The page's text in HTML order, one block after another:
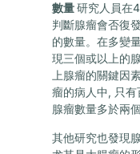
數量研究人員在
判斷腺瘤會否復
的數量。在多變
現三個或以上的
上腺瘤的關鍵因
瘤的病人中, 只
腺瘤數量多於兩
其他研究也發現